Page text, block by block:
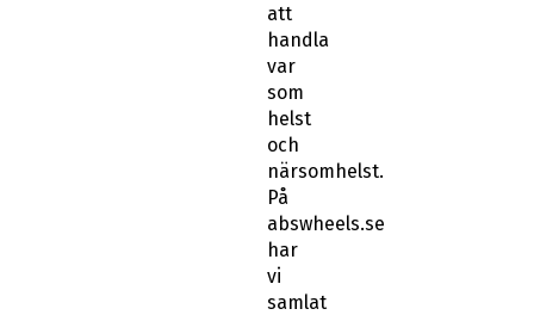
att
handla
var
som
helst
och
närsomhelst.
På
abswheels.se
har
vi
samlat